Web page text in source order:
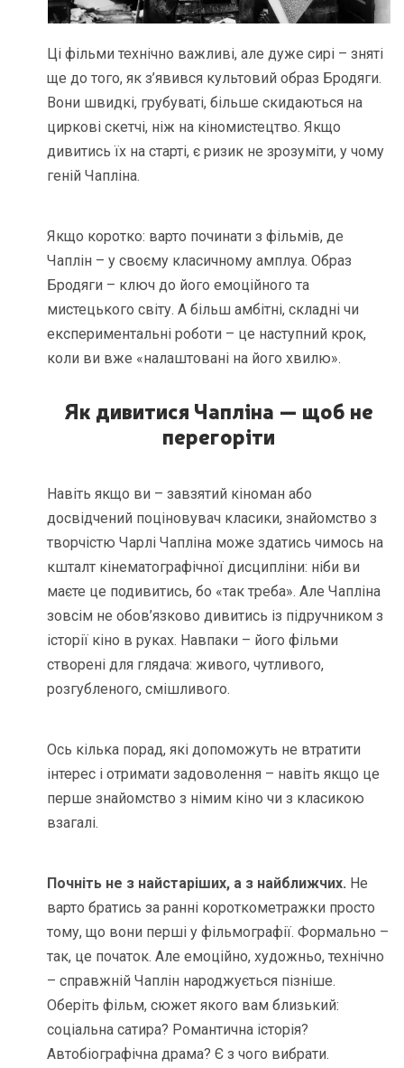
Ці фільми технічно важливі, але дуже сирі – зняті
ще до того, як з’явився культовий образ Бродяги.
Вони швидкі, грубуваті, більше скидаються на
циркові скетчі, ніж на кіномистецтво. Якщо
дивитись їх на старті, є ризик не зрозуміти, у чому
геній Чапліна.
Якщо коротко: варто починати з фільмів, де
Чаплін – у своєму класичному амплуа. Образ
Бродяги – ключ до його емоційного та
мистецького світу. А більш амбітні, складні чи
експериментальні роботи – це наступний крок,
коли ви вже «налаштовані на його хвилю».
Як дивитися Чапліна — щоб не
перегоріти
Навіть якщо ви – завзятий кіноман або
досвідчений поціновувач класики, знайомство з
творчістю Чарлі Чапліна може здатись чимось на
кшталт кінематографічної дисципліни: ніби ви
маєте це подивитись, бо «так треба». Але Чапліна
зовсім не обов’язково дивитись із підручником з
історії кіно в руках. Навпаки – його фільми
створені для глядача: живого, чутливого,
розгубленого, смішливого.
Ось кілька порад, які допоможуть не втратити
інтерес і отримати задоволення – навіть якщо це
перше знайомство з німим кіно чи з класикою
взагалі.
Почніть не з найстаріших, а з найближчих. Не
варто братись за ранні короткометражки просто
тому, що вони перші у фільмографії. Формально –
так, це початок. Але емоційно, художньо, технічно
– справжній Чаплін народжується пізніше.
Оберіть фільм, сюжет якого вам близький:
соціальна сатира? Романтична історія?
Автобіографічна драма? Є з чого вибрати.